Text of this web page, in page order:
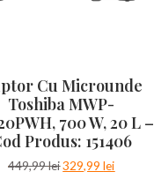
Cu Microunde
Toshiba MWP-
700 W, 20 L –
Produs: 151406
449,99leiPrețul
329,99leiPrețul